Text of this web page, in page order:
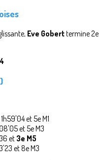
Eve Goberttermine 2e
et 5e M1
et 5e M3
et 3e M5
et 8e M3